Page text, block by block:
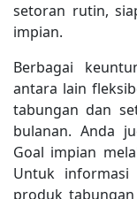
setoran rutin,
impian.
Berbagai
antara lain
tabungan dan
bulanan. Anda
Goal impian
Untuk informasi
produk